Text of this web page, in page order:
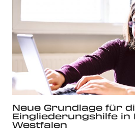
Neue Grundlage für
Eingliederungshilfe
Westfalen